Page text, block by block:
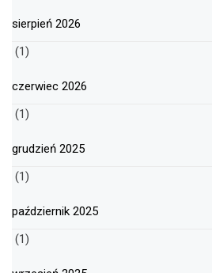
sierpień 2026
(1)
czerwiec 2026
(1)
grudzień 2025
(1)
październik 2025
(1)